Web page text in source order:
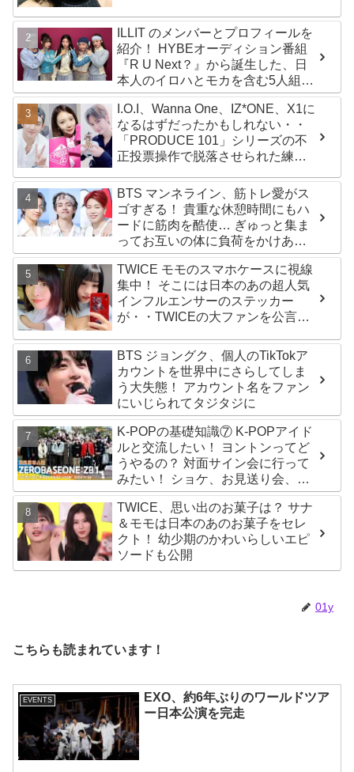
ILLIT のメンバーとプロフィールを
紹介！ HYBEオーディション番組
『R U Next？』から誕生した、日
本人のイロハとモカを含む5人組ガ
ールズグループ！ デビュー曲
「Magnetic」がいきなりの大ヒッ
ト
I.O.I、Wanna One、IZ*ONE、X1に
なるはずだったかもしれない・・
「PRODUCE 101」シリーズの不
正投票操作で脱落させられた練習
BTS マンネライン、筋トレ愛がス
ゴすぎる！ 貴重な休憩時間にもハ
ードに筋肉を酷使… ぎゅっと集ま
ってお互いの体に負荷をかけあう
３人のトレーニング風景がかわい
すぎるとファンくぎづけ
TWICE モモのスマホケースに視線
集中！ そこには日本のあの超人気
インフルエンサーのステッカー
が・・TWICEの大ファンを公言す
「成功したファン」だと話題沸騰
BTS ジョングク、個人のTikTokア
カウントを世界中にさらしてしま
う大失態！ アカウント名をファン
にいじられてタジタジに
K-POPの基礎知識⑦ K-POPアイド
ルと交流したい！ ヨントンってど
うやるの？ 対面サイン会に行って
みたい！ ショケ、お見送り会、握
手会・・・リリースイベントあれ
これを紹介
TWICE、思い出のお菓子は？ サナ
＆モモは日本のあのお菓子をセレ
クト！ 幼少期のかわいらしいエピ
ソードも公開
01y
こちらも読まれています！
EVENTS
EXO、約6年ぶりのワールドツア
ー日本公演を完走